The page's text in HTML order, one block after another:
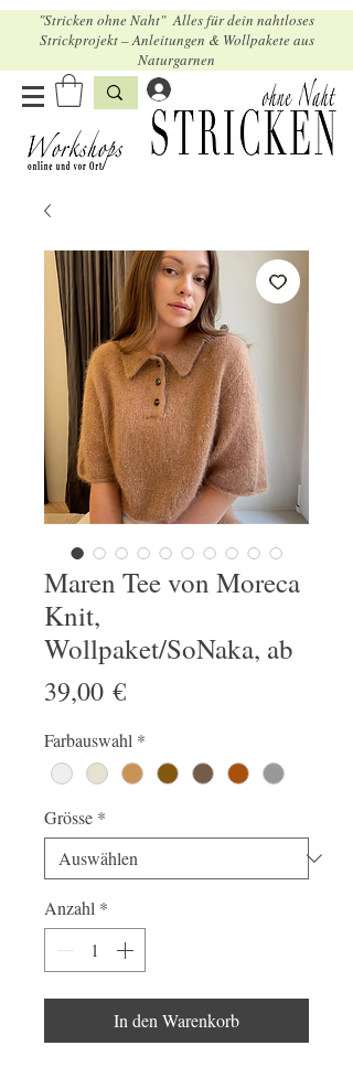
"Stricken ohne Naht" Alles für dein nahtloses
Strickprojekt – Anleitungen & Wollpakete aus
Naturgarnen
Maren Tee von Moreca
Knit,
Wollpaket/SoNaka, ab
39,00 €Preis
Farbauswahl *
Grösse *
Anzahl *
In den Warenkorb